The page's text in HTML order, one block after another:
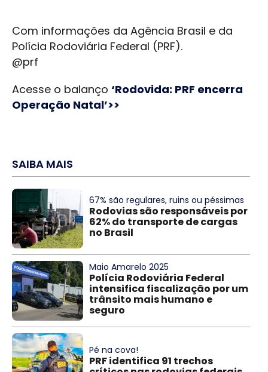
Com informações da Agência Brasil e da
Polícia Rodoviária Federal (PRF).
@prf
Acesse o balanço ‘Rodovida: PRF encerra
Operação Natal’>>
SAIBA MAIS
67% são regulares, ruins ou péssimas
Rodovias são responsáveis por
62% do transporte de cargas
no Brasil
Maio Amarelo 2025
Polícia Rodoviária Federal
intensifica fiscalização por um
trânsito mais humano e
seguro
Pé na cova!
PRF identifica 91 trechos